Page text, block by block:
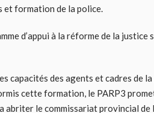
et formation de la police.
d’appui à la réforme de la justice
capacités des agents et cadres de
cette formation, le PARP3
abriter le commissariat provincial de